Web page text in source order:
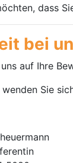
dass
bei
auf Ihre
wenden Sie